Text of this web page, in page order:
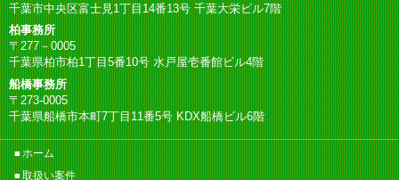
千葉市中央区富士見1丁目14番13号 千葉大栄ビル7階
柏事務所
〒277－0005
千葉県柏市柏1丁目5番10号 水戸屋壱番館ビル4階
船橋事務所
〒273-0005
千葉県船橋市本町7丁目11番5号 KDX船橋ビル6階
ホーム
取扱い案件